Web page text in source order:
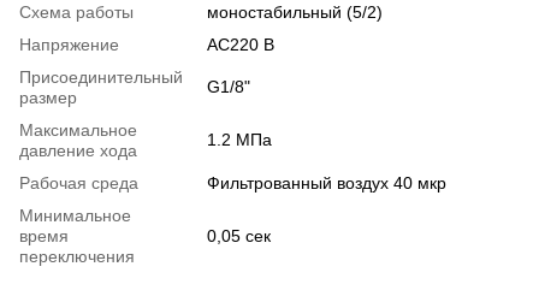
Схема работы
моностабильный (5/2)
Напряжение
AC220 В
Присоединительный
размер
G1/8"
Максимальное
давление хода
1.2 MПа
Рабочая среда
Фильтрованный воздух 40 мкр
Минимальное
время
переключения
0,05 сек